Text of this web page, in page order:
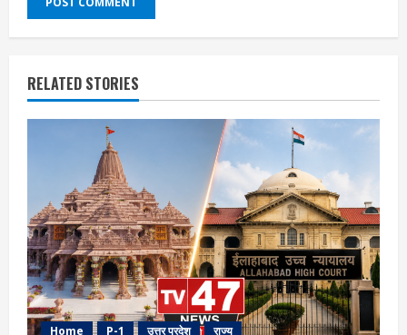
RELATED STORIES
Home P-1 उत्तर प्रदेश राज्य